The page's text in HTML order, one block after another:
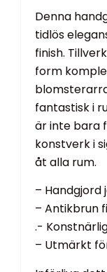
Denna
tidlös
finish.
form
fantastisk i
är inte bara
konstverk i
åt alla rum.
– Handgjord
– Antikbrun
.-
– Utmärkt